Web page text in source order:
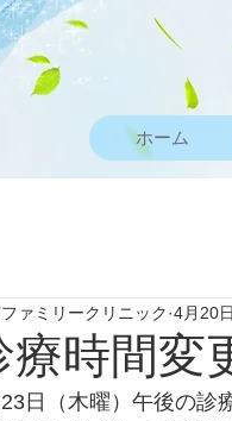
ホーム
療時間変
ファミリークリニック 4月20日
日（木曜）午後の診